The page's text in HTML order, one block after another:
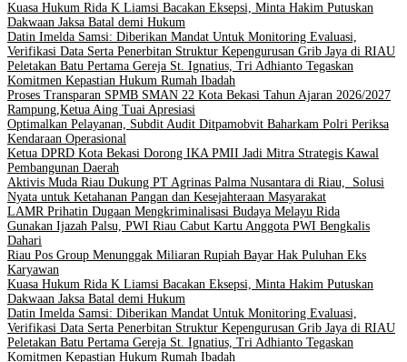
Kuasa Hukum Rida K Liamsi Bacakan Eksepsi, Minta Hakim Putuskan
Dakwaan Jaksa Batal demi Hukum
Datin Imelda Samsi: Diberikan Mandat Untuk Monitoring Evaluasi,
Verifikasi Data Serta Penerbitan Struktur Kepengurusan Grib Jaya di RIAU
Peletakan Batu Pertama Gereja St. Ignatius, Tri Adhianto Tegaskan
Komitmen Kepastian Hukum Rumah Ibadah
Proses Transparan SPMB SMAN 22 Kota Bekasi Tahun Ajaran 2026/2027
Rampung,Ketua Aing Tuai Apresiasi
Optimalkan Pelayanan, Subdit Audit Ditpamobvit Baharkam Polri Periksa
Kendaraan Operasional
Ketua DPRD Kota Bekasi Dorong IKA PMII Jadi Mitra Strategis Kawal
Pembangunan Daerah
Aktivis Muda Riau Dukung PT Agrinas Palma Nusantara di Riau, Solusi
Nyata untuk Ketahanan Pangan dan Kesejahteraan Masyarakat
LAMR Prihatin Dugaan Mengkriminalisasi Budaya Melayu Rida
Gunakan Ijazah Palsu, PWI Riau Cabut Kartu Anggota PWI Bengkalis
Dahari
Riau Pos Group Menunggak Miliaran Rupiah Bayar Hak Puluhan Eks
Karyawan
Kuasa Hukum Rida K Liamsi Bacakan Eksepsi, Minta Hakim Putuskan
Dakwaan Jaksa Batal demi Hukum
Datin Imelda Samsi: Diberikan Mandat Untuk Monitoring Evaluasi,
Verifikasi Data Serta Penerbitan Struktur Kepengurusan Grib Jaya di RIAU
Peletakan Batu Pertama Gereja St. Ignatius, Tri Adhianto Tegaskan
Komitmen Kepastian Hukum Rumah Ibadah